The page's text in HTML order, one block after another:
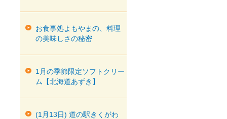
お食事処よもやまの、料理
の美味しさの秘密
1月の季節限定ソフトクリー
ム【北海道あずき】
(1月13日) 道の駅きくがわ